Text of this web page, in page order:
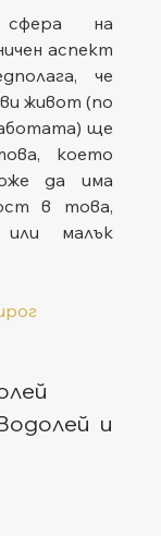
на
аспект
че
живот (по
ще
което
да има
в това,
малък
и